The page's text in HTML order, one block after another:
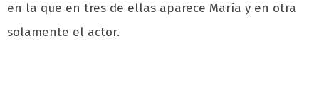
en la que en tres de ellas aparece María y en otra
solamente el actor.